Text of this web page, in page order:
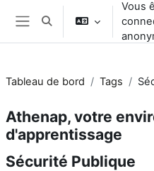
Passer au contenu principal
Panneau latéral
Activer/désactiver la
Vous
Tableau de bord Tags
Athenap, votre
d'apprentissage
Sécurité Publique